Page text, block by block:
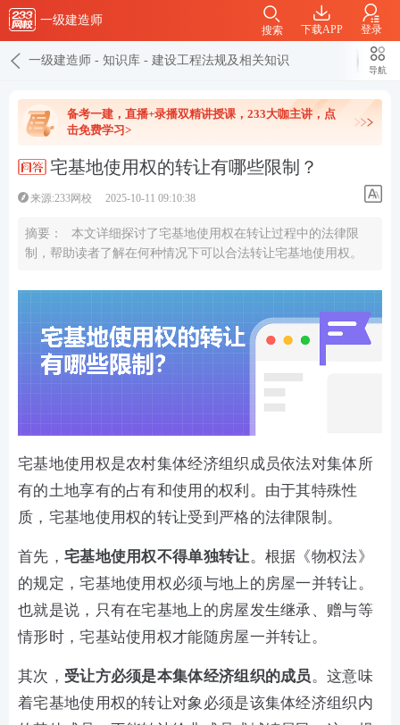
一级建造师
下载APP 登录
搜索
一级建造师 - 知识库 - 建设工程法规及相关知识
导航
备考一建，直播+录播双精讲授课，233大咖主讲，点
击免费学习>
宅基地使用权的转让有哪些限制？
来源:233网校 2025-10-11 09:10:38
摘要：
本文详细探讨了宅基地使用权在转让过程中的法律限
制，帮助读者了解在何种情况下可以合法转让宅基地使用权。
宅基地使用权是农村集体经济组织成员依法对集体所
有的土地享有的占有和使用的权利。由于其特殊性
质，宅基地使用权的转让受到严格的法律限制。
首先， 宅基地使用权不得单独转让。根据《物权法》
的规定，宅基地使用权必须与地上的房屋一并转让。
也就是说，只有在宅基地上的房屋发生继承、赠与等
情形时，宅基站使用权才能随房屋一并转让。
其次， 受让方必须是本集体经济组织的成员。这意味
着宅基地使用权的转让对象必须是该集体经济组织内